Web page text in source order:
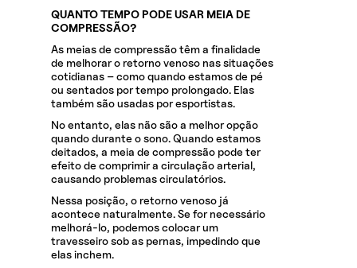
QUANTO TEMPO PODE USAR MEIA DE
COMPRESSÃO?
As meias de compressão têm a finalidade
de melhorar o retorno venoso nas situações
cotidianas – como quando estamos de pé
ou sentados por tempo prolongado. Elas
também são usadas por esportistas.
No entanto, elas não são a melhor opção
quando durante o sono. Quando estamos
deitados, a meia de compressão pode ter
efeito de comprimir a circulação arterial,
causando problemas circulatórios.
Nessa posição, o retorno venoso já
acontece naturalmente. Se for necessário
melhorá-lo, podemos colocar um
travesseiro sob as pernas, impedindo que
elas inchem.